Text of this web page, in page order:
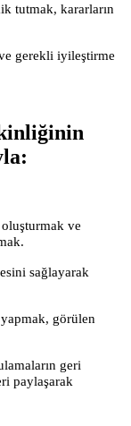
tutmak, kararların
gerekli iyileştirme
oluşturmak ve
sağlayarak
görülen
geri
paylaşarak